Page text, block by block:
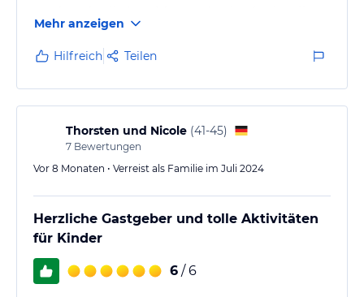
da, was man braucht für einen schönen Urlaub.
Die Gastgeber waren sehr herzlich. So macht Urlaub
auf dem Bauernhof Spaß.
Mehr anzeigen
Hilfreich Teilen
Thorsten und Nicole (41-45)
7 Bewertungen
Vor 8 Monaten • Verreist als Familie im Juli 2024
Herzliche Gastgeber und tolle Aktivitäten
für Kinder
6 / 6